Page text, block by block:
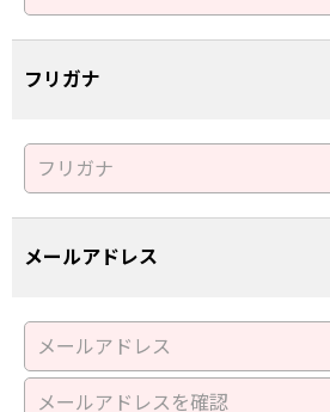
フリガナ
メールアドレス